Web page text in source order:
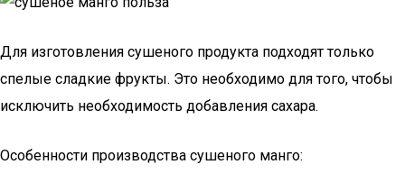
Для изготовления сушеного продукта подходят только
спелые сладкие фрукты. Это необходимо для того, чтобы
исключить необходимость добавления сахара.
Особенности производства сушеного манго: